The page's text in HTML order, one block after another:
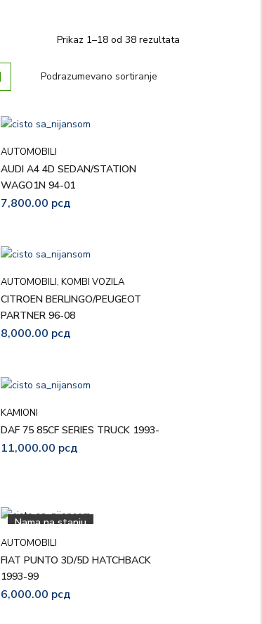
Prikaz 1–18 od 38 rezultata
AUTOMOBILI
AUDI A4 4D SEDAN/STATION
WAGO1N 94-01
7,800.00 рсд
AUTOMOBILI, KOMBI VOZILA
CITROEN BERLINGO/PEUGEOT
PARTNER 96-08
8,000.00 рсд
KAMIONI
DAF 75 85CF SERIES TRUCK 1993-
11,000.00 рсд
Nama na stanju
AUTOMOBILI
FIAT PUNTO 3D/5D HATCHBACK
1993-99
6,000.00 рсд